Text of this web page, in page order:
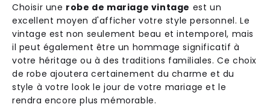
Choisir une robe de mariage vintage est un
excellent moyen d'afficher votre style personnel. Le
vintage est non seulement beau et intemporel, mais
il peut également être un hommage significatif à
votre héritage ou à des traditions familiales. Ce choix
de robe ajoutera certainement du charme et du
style à votre look le jour de votre mariage et le
rendra encore plus mémorable.